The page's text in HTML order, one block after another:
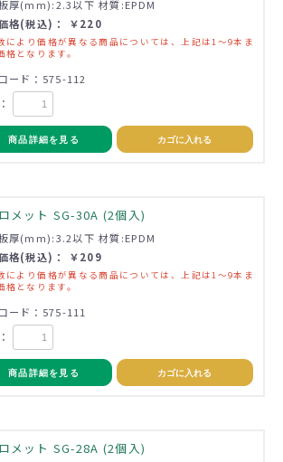
厚(mm):2.3以下 材質:EPDM
格(税込)： ￥220
により価格が異なる商品については、上記は1～9本ま
格となります。
ード：575-112
商品詳細を見る カゴに入れる
メット SG-30A (2個入)
厚(mm):3.2以下 材質:EPDM
格(税込)： ￥209
により価格が異なる商品については、上記は1～9本ま
格となります。
ード：575-111
商品詳細を見る カゴに入れる
メット SG-28A (2個入)